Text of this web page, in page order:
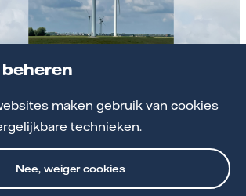
maken gebruik van cookies
technieken.
Nee, weiger cookies
alle berichten in het nieuwsarchief